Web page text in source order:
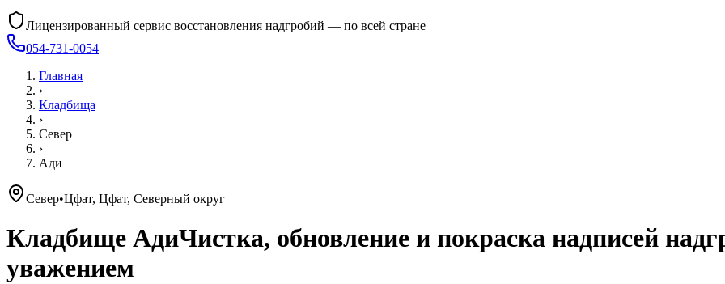
Лицензированный сервис восстановления надгробий — по всей стране
054-731-0054
Главная
›
Кладбища
›
Север
›
Ади
Север•Цфат, Цфат, Северный округ
Кладбище АдиЧистка, обновление и покраска надписей
уважением